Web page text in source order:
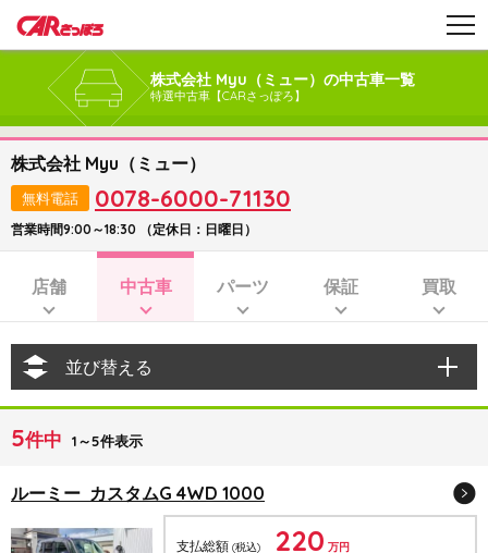
株式会社 Myu（ミュー）の中古車一覧
特選中古車【CARさっぽろ】
株式会社 Myu（ミュー）
無料電話 0078-6000-71130
営業時間9:00～18:30 （定休日：日曜日）
店舗 中古車 パーツ 保証 買取
並び替える
5件中 1～5件表示
ルーミー カスタムG 4WD 1000
支払総額 (税込) 220 万円